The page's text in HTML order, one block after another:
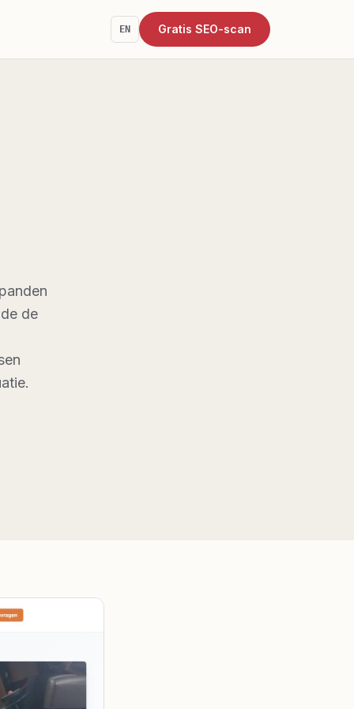
EN Gratis SEO-scan
de